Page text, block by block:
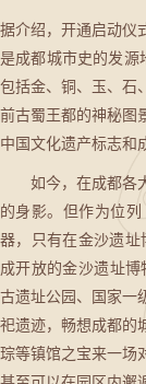
据介绍，开通启动仪
是成都城市史的发源
包括金、铜、玉、石
前古蜀王都的神秘图
中国文化遗产标志和
如今，在成都各大
的身影。但作为位
器，只有在金沙遗
成开放的金沙遗址
古遗址公园、国家一
祀遗迹，畅想成都的
琮等镇馆之宝来一场